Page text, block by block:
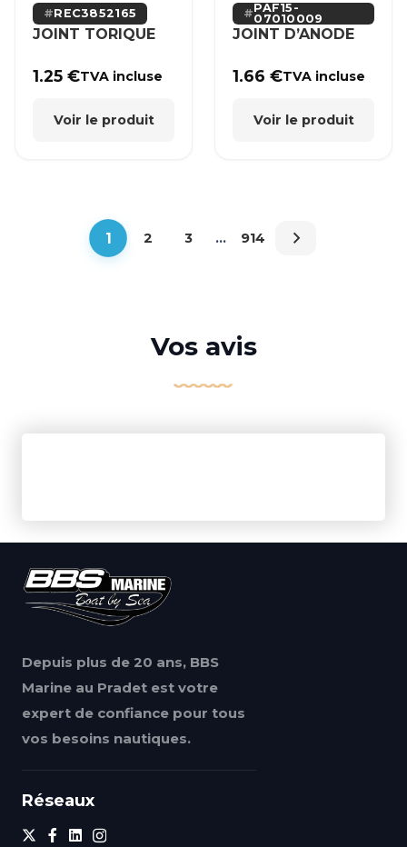
REC3852165
JOINT TORIQUE
1.25€TVA incluse
Voir le produit
PAF15-
07010009
JOINT D’ANODE
1.66€TVA incluse
Voir le produit
1 2 3 … 914
Vos avis
Depuis plus de 20 ans, BBS
Marine au Pradet est votre
expert de confiance pour tous
vos besoins nautiques.
Réseaux